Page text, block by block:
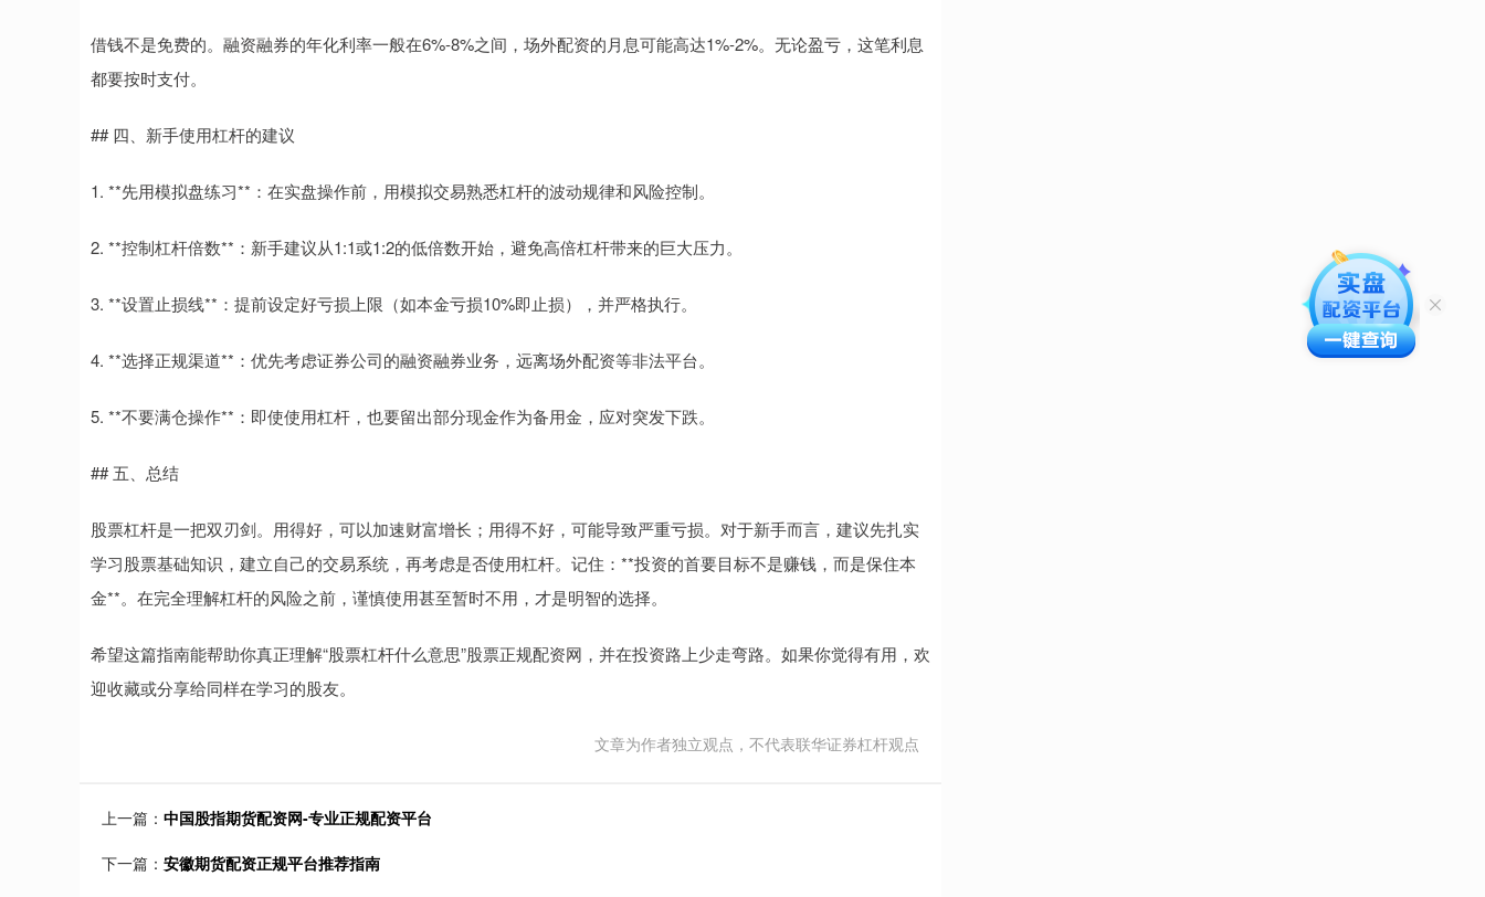
借钱不是免费的。融资融券的年化利率一般在6%-8%之间，场外配资的月息可能高达1%-2%。无论盈亏，这笔利息
都要按时支付。
## 四、新手使用杠杆的建议
1. **先用模拟盘练习**：在实盘操作前，用模拟交易熟悉杠杆的波动规律和风险控制。
2. **控制杠杆倍数**：新手建议从1:1或1:2的低倍数开始，避免高倍杠杆带来的巨大压力。
3. **设置止损线**：提前设定好亏损上限（如本金亏损10%即止损），并严格执行。
4. **选择正规渠道**：优先考虑证券公司的融资融券业务，远离场外配资等非法平台。
5. **不要满仓操作**：即使使用杠杆，也要留出部分现金作为备用金，应对突发下跌。
## 五、总结
股票杠杆是一把双刃剑。用得好，可以加速财富增长；用得不好，可能导致严重亏损。对于新手而言，建议先扎实
学习股票基础知识，建立自己的交易系统，再考虑是否使用杠杆。记住：**投资的首要目标不是赚钱，而是保住本
金**。在完全理解杠杆的风险之前，谨慎使用甚至暂时不用，才是明智的选择。
希望这篇指南能帮助你真正理解“股票杠杆什么意思”股票正规配资网，并在投资路上少走弯路。如果你觉得有用，欢
迎收藏或分享给同样在学习的股友。
文章为作者独立观点，不代表联华证券杠杆观点
上一篇： 中国股指期货配资网-专业正规配资平台
下一篇： 安徽期货配资正规平台推荐指南